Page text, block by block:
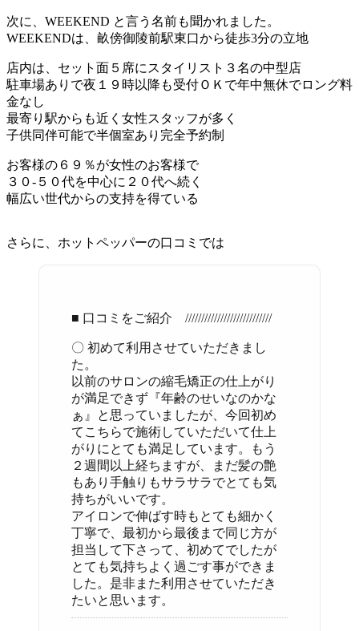
次に、WEEKEND と言う名前も聞かれました。
WEEKENDは、畝傍御陵前駅東口から徒歩3分の立地
店内は、セット面５席にスタイリスト３名の中型店
駐車場ありで夜１９時以降も受付ＯＫで年中無休でロング料
金なし
最寄り駅からも近く女性スタッフが多く
子供同伴可能で半個室あり完全予約制
お客様の６９％が女性のお客様で
３０-５０代を中心に２０代へ続く
幅広い世代からの支持を得ている
さらに、ホットペッパーの口コミでは
■ 口コミをご紹介 ///////////////////////////
〇 初めて利用させていただきまし
た。
以前のサロンの縮毛矯正の仕上がり
が満足できず『年齢のせいなのかな
ぁ』と思っていましたが、今回初め
てこちらで施術していただいて仕上
がりにとても満足しています。もう
２週間以上経ちますが、まだ髪の艶
もあり手触りもサラサラでとても気
持ちがいいです。
アイロンで伸ばす時もとても細かく
丁寧で、最初から最後まで同じ方が
担当して下さって、初めてでしたが
とても気持ちよく過ごす事ができま
した。是非また利用させていただき
たいと思います。